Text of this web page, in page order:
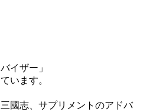
イザー」
います。
國志、サプリメントのアドバ